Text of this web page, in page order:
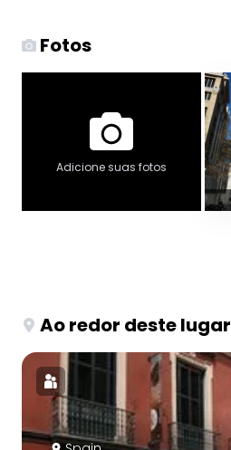
Fotos
Adicione suas fotos
Ao redor deste lugar